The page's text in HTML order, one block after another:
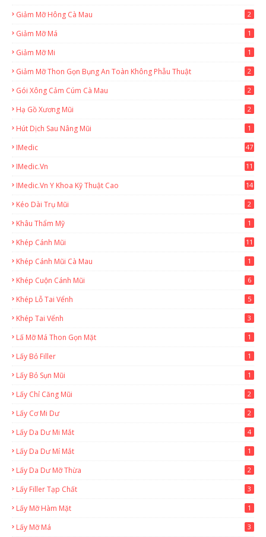
Giảm Mỡ Hông Cà Mau
2
Giảm Mỡ Má 1
Giảm Mỡ Mi 1
Giảm Mỡ Thon Gọn Bụng An Toàn Không Phẫu Thuật 2
Gói Xông Cảm Cúm Cà Mau 2
Hạ Gồ Xương Mũi 2
Hút Dịch Sau Nâng Mũi 1
IMedic 47
IMedic.vn
11
IMedic.vn Y Khoa Kỹ Thuật Cao 14
Kéo Dài Trụ Mũi 2
Khâu Thẩm Mỹ 1
Khép Cánh Mũi 11
Khép Cánh Mũi Cà Mau 1
Khép Cuộn Cánh Mũi 6
Khép Lỗ Tai Vểnh 5
Khép Tai Vểnh 3
Lấ Mỡ Má Thon Gọn Mặt 1
Lấy Bỏ Filler 1
Lấy Bỏ Sụn Mũi 1
Lấy Chỉ Căng Mũi 2
Lấy Cơ Mi Dư 2
Lấy Da Dư Mi Mắt 4
Lấy Da Dư Mí Mắt 1
Lấy Da Dư Mỡ Thừa 2
Lấy Filler Tạp Chất 3
Lấy Mỡ Hàm Mặt 1
Lấy Mỡ Má 3